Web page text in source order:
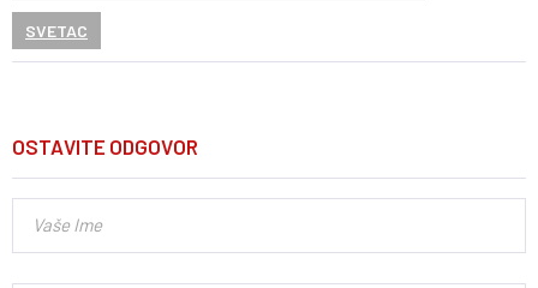
SVETAC
OSTAVITE ODGOVOR